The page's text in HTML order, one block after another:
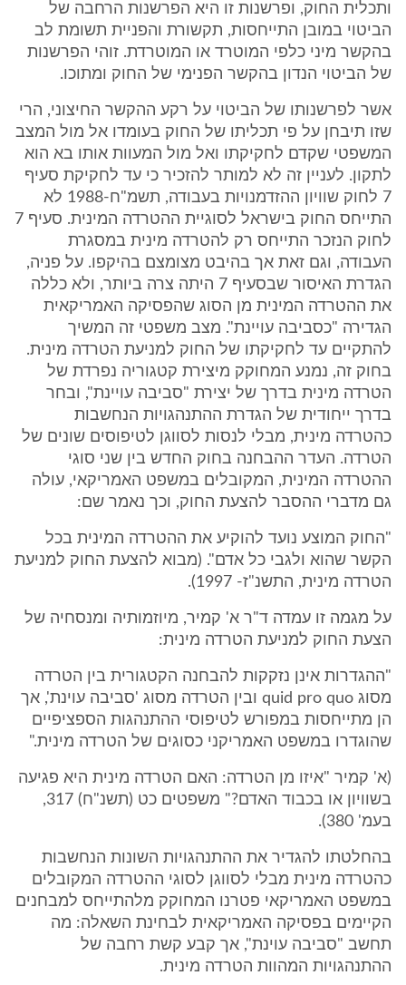
ותכלית החוק, ופרשנות זו היא הפרשנות הרחבה של
הביטוי במובן התייחסות, תקשורת והפניית תשומת לב
בהקשר מיני כלפי המוטרד או המוטרדת. זוהי הפרשנות
של הביטוי הנדון בהקשר הפנימי של החוק ומתוכו.
אשר לפרשנותו של הביטוי על רקע ההקשר החיצוני, הרי
שזו תיבחן על פי תכליתו של החוק בעומדו אל מול המצב
המשפטי שקדם לחקיקתו ואל מול המעוות אותו בא הוא
לתקון. לעניין זה לא למותר להזכיר כי עד לחקיקת סעיף
7 לחוק שוויון ההזדמנויות בעבודה, תשמ"ח-1988 לא
התייחס החוק בישראל לסוגיית ההטרדה המינית. סעיף 7
לחוק הנזכר התייחס רק להטרדה מינית במסגרת
העבודה, וגם זאת אך בהיבט מצומצם בהיקפו. על פניה,
הגדרת האיסור שבסעיף 7 היתה צרה ביותר, ולא כללה
את ההטרדה המינית מן הסוג שהפסיקה האמריקאית
הגדירה "כסביבה עויינת". מצב משפטי זה המשיך
להתקיים עד לחקיקתו של החוק למניעת הטרדה מינית.
בחוק זה, נמנע המחוקק מיצירת קטגוריה נפרדת של
הטרדה מינית בדרך של יצירת "סביבה עויינת", ובחר
בדרך ייחודית של הגדרת ההתנהגויות הנחשבות
כהטרדה מינית, מבלי לנסות לסווגן לטיפוסים שונים של
הטרדה. העדר ההבחנה בחוק החדש בין שני סוגי
ההטרדה המינית, המקובלים במשפט האמריקאי, עולה
גם מדברי ההסבר להצעת החוק, וכך נאמר שם:
"החוק המוצע נועד להוקיע את ההטרדה המינית בכל
הקשר שהוא ולגבי כל אדם". (מבוא להצעת החוק למניעת
הטרדה מינית, התשנ"ז- 1997).
על מגמה זו עמדה ד"ר א' קמיר, מיוזמותיה ומנסחיה של
הצעת החוק למניעת הטרדה מינית:
"ההגדרות אינן נזקקות להבחנה הקטגורית בין הטרדה
מסוג quid pro quo ובין הטרדה מסוג 'סביבה עוינת', אך
הן מתייחסות במפורש לטיפוסי ההתנהגות הספציפיים
שהוגדרו במשפט האמריקני כסוגים של הטרדה מינית."
(א' קמיר "איזו מן הטרדה: האם הטרדה מינית היא פגיעה
בשוויון או בכבוד האדם?" משפטים כט (תשנ"ח) 317,
בעמ' 380).
בהחלטתו להגדיר את ההתנהגויות השונות הנחשבות
כהטרדה מינית מבלי לסווגן לסוגי ההטרדה המקובלים
במשפט האמריקאי פטרנו המחוקק מלהתייחס למבחנים
הקיימים בפסיקה האמריקאית לבחינת השאלה: מה
תחשב "סביבה עוינת", אך קבע קשת רחבה של
ההתנהגויות המהוות הטרדה מינית.